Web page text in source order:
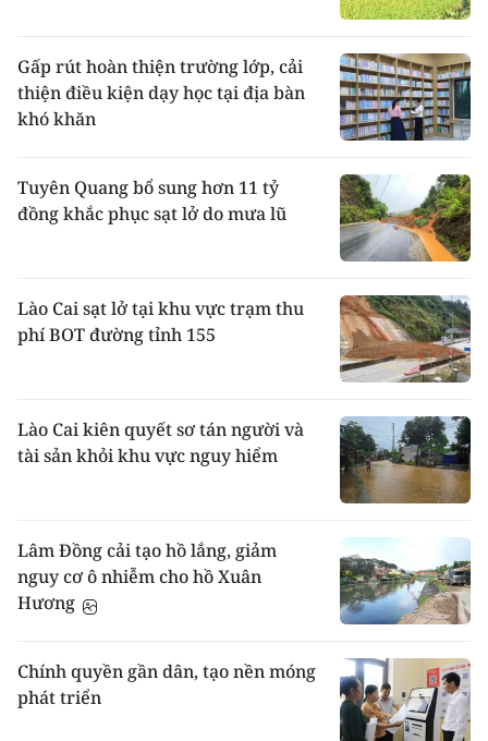
Gấp rút hoàn thiện trường lớp, cải
thiện điều kiện dạy học tại địa bàn
khó khăn
Tuyên Quang bổ sung hơn 11 tỷ
đồng khắc phục sạt lở do mưa lũ
Lào Cai sạt lở tại khu vực trạm thu
phí BOT đường tỉnh 155
Lào Cai kiên quyết sơ tán người và
tài sản khỏi khu vực nguy hiểm
Lâm Đồng cải tạo hồ lắng, giảm
nguy cơ ô nhiễm cho hồ Xuân
Hương
Chính quyền gần dân, tạo nền móng
phát triển